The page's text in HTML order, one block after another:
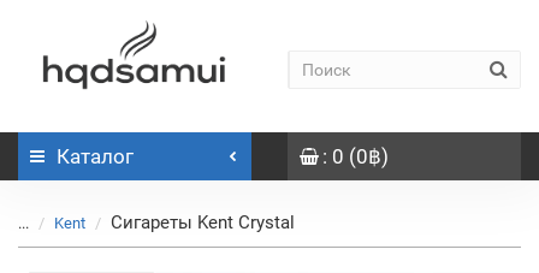
Каталог : 0 (0฿)
... Kent Сигареты Kent Crystal